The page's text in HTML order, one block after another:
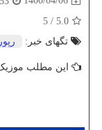
5.0
/
5
تگهای خبر:
این مطلب